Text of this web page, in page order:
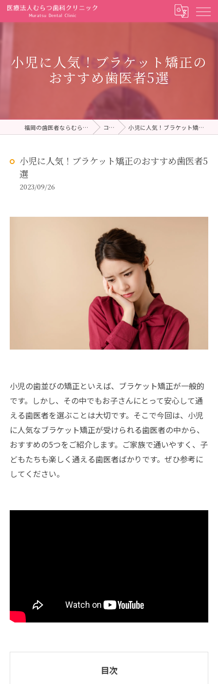
小児に人気！ブラケット矯正の
おすすめ歯医者5選
福岡の歯医者ならむらつ歯科クリニック コラム 小児に人気！ブラケット矯正のおすすめ歯医者5選
小児に人気！ブラケット矯正のおすすめ歯医者5
選
2023/09/26
小児の歯並びの矯正といえば、ブラケット矯正が一般的
です。しかし、その中でもお子さんにとって安心して通
える歯医者を選ぶことは大切です。そこで今回は、小児
に人気なブラケット矯正が受けられる歯医者の中から、
おすすめの5つをご紹介します。ご家族で通いやすく、子
どもたちも楽しく通える歯医者ばかりです。ぜひ参考に
してください。
目次